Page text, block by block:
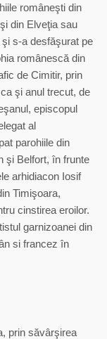
româneşti din
din Elveţia sau
s-a desfăşurat pe
românescă din
de Cimitir, prin
şi anul trecut, de
episcopul
al
parohiile din
şi Belfort, în frunte
arhidiacon Iosif
Timişoara,
cinstirea eroilor.
garnizoanei din
si francez în
prin săvârşirea